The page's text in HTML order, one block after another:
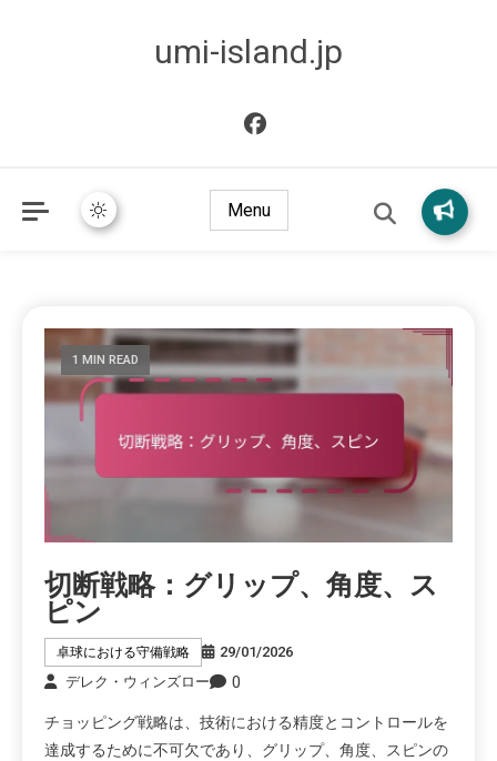
umi-island.jp
Menu
1 MIN READ
切断戦略：グリップ、角度、ス
ピン
卓球における守備戦略
29/01/2026
デレク・ウィンズロー
0
チョッピング戦略は、技術における精度とコントロールを
達成するために不可欠であり、グリップ、角度、スピンの